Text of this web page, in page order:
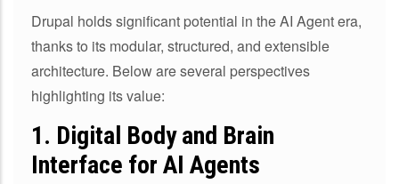
Drupal holds significant potential in the AI Agent era,
thanks to its modular, structured, and extensible
architecture. Below are several perspectives
highlighting its value:
1. Digital Body and Brain
Interface for AI Agents